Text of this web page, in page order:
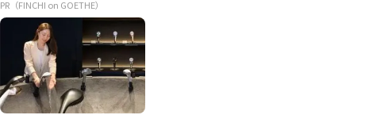
PR（FINCHI on GOETHE）